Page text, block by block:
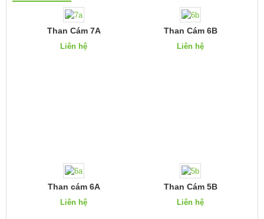
Than Cám 7A
Liên hệ
Than Cám 6B
Liên hệ
Than cám 6A
Liên hệ
Than Cám 5B
Liên hệ